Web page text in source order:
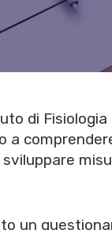
di Fisiologia
a
un